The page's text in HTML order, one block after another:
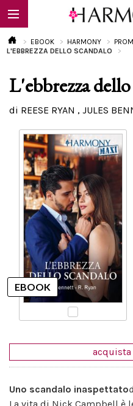
EBOOK
Calendario
EBOOK HARMONY
L'EBBREZZA DELLO SCANDALO
L'ebbrezza
di REESE RYAN , JULES
acquista
Uno scandalo inaspettato